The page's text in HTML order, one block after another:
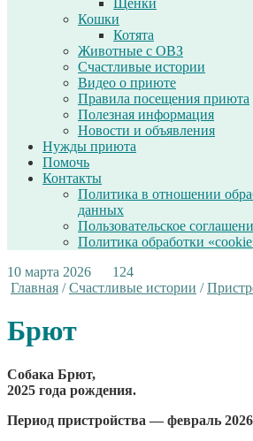
Щенки
Кошки
Котята
Животные с ОВЗ
Счастливые истории
Видео о приюте
Правила посещения приюта
Полезная информация
Новости и объявления
Нужды приюта
Помочь
Контакты
Политика в отношении
данных
Пользовательское
Политика обработки
10 марта 2026
124
Главная /Счастливые истории /
Брют
Собака Брют,
2025 года рождения.
Период пристройства — февраль